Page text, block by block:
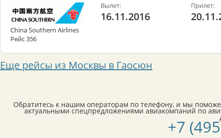
China Southern Airlines
Рейс 356
Вылет:
16.11.2016
Прилет:
Еще рейсы из Москвы в Гаосюн
Обратитесь к нашим операторам по телефону, и мы
актуальными спецпредложениями авиакомпаний по
+7